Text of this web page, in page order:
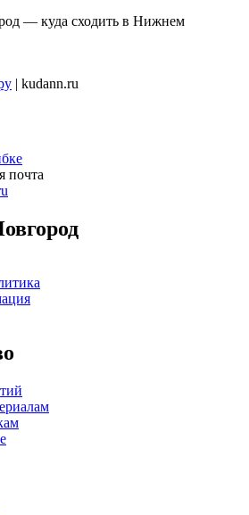
— куда сходить в Нижнем
| kudann.ru
почта